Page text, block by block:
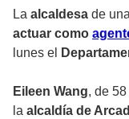
La alcaldesa de
actuar como
lunes el
Eileen Wang, de
la alcaldía de